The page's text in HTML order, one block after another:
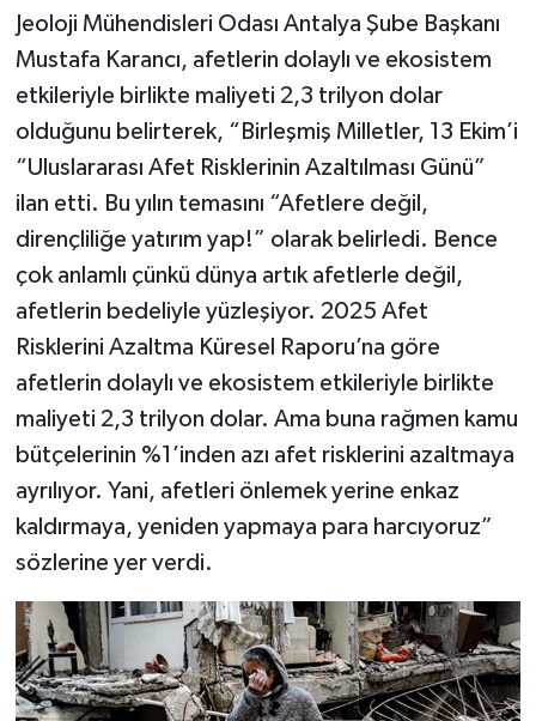
Jeoloji Mühendisleri Odası Antalya Şube Başkanı
Mustafa Karancı, afetlerin dolaylı ve ekosistem
etkileriyle birlikte maliyeti 2,3 trilyon dolar
olduğunu belirterek, “Birleşmiş Milletler, 13 Ekim’i
“Uluslararası Afet Risklerinin Azaltılması Günü”
ilan etti. Bu yılın temasını “Afetlere değil,
dirençliliğe yatırım yap!” olarak belirledi. Bence
çok anlamlı çünkü dünya artık afetlerle değil,
afetlerin bedeliyle yüzleşiyor. 2025 Afet
Risklerini Azaltma Küresel Raporu’na göre
afetlerin dolaylı ve ekosistem etkileriyle birlikte
maliyeti 2,3 trilyon dolar. Ama buna rağmen kamu
bütçelerinin %1’inden azı afet risklerini azaltmaya
ayrılıyor. Yani, afetleri önlemek yerine enkaz
kaldırmaya, yeniden yapmaya para harcıyoruz”
sözlerine yer verdi.